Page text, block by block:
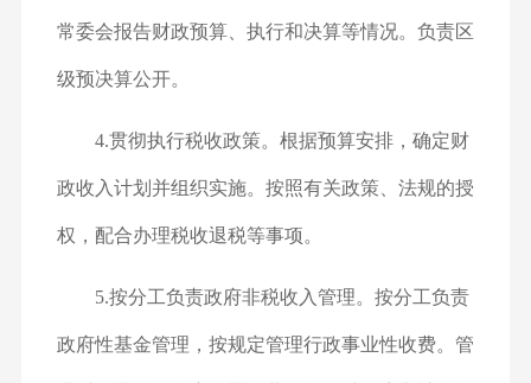
常委会报告财政预算、执行和决算等情况。负责区
级预决算公开。
4.贯彻执行税收政策。根据预算安排，确定财
政收入计划并组织实施。按照有关政策、法规的授
权，配合办理税收退税等事项。
5.按分工负责政府非税收入管理。按分工负责
政府性基金管理，按规定管理行政事业性收费。管